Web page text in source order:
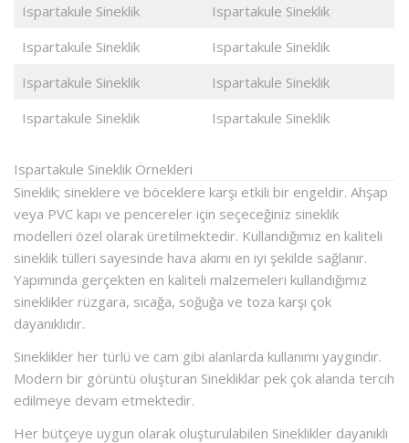
Ispartakule Sineklik
Ispartakule Sineklik
Ispartakule Sineklik
Ispartakule Sineklik
Ispartakule Sineklik
Ispartakule Sineklik
Ispartakule Sineklik
Ispartakule Sineklik
Ispartakule Sineklik Örnekleri
Sineklik; sineklere ve böceklere karşı etkili bir engeldir. Ahşap
veya PVC kapı ve pencereler için seçeceğiniz sineklik
modelleri özel olarak üretilmektedir. Kullandığımız en kaliteli
sineklik tülleri sayesinde hava akımı en iyi şekilde sağlanır.
Yapımında gerçekten en kaliteli malzemeleri kullandığımız
sineklikler rüzgara, sıcağa, soğuğa ve toza karşı çok
dayanıklıdır.
Sineklikler her türlü ve cam gibi alanlarda kullanımı yaygındır.
Modern bir görüntü oluşturan Sinekliklar pek çok alanda tercih
edilmeye devam etmektedir.
Her bütçeye uygun olarak oluşturulabilen Sineklikler dayanıklı